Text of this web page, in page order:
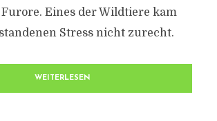
Eines der Wildtiere kam
Stress nicht zurecht.
WEITERLESEN